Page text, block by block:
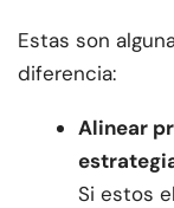
Estas son
diferencia:
Alinear
Si estos